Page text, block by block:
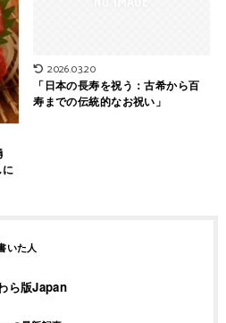
2026.03.20
「日本の長寿を祝う：古希から百
寿までの伝統的なお祝い」
ら版Japan